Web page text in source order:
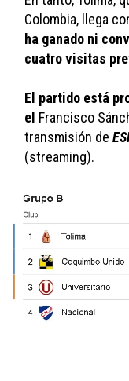
Colombia, llega
ha ganado ni
cuatro visitas
El partido está
el Francisco
transmisión de
(streaming).